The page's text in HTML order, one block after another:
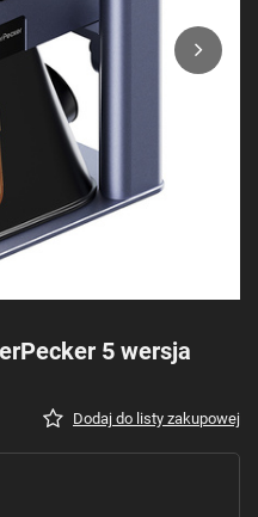
5 wersja
Dodaj do listy zakupowej